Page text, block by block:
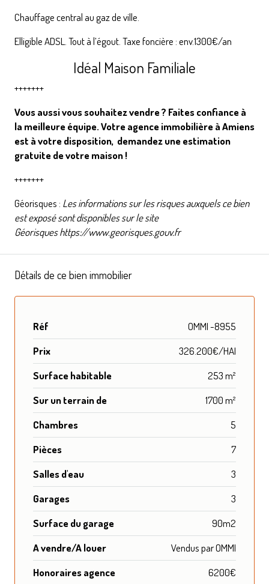
Chauffage central au gaz de ville.
Elligible ADSL. Tout à l’égout. Taxe foncière : env.1300€/an
Idéal Maison Familiale
+++++++
Vous aussi vous souhaitez vendre ? Faites confiance à
la meilleure équipe. Votre agence immobilière à Amiens
est à votre disposition, demandez une estimation
gratuite de votre maison!
+++++++
Géorisques : Les informations sur les risques auxquels ce bien
est exposé sont disponibles sur le site
Géorisqueshttps://www.georisques.gouv.fr
Détails de ce bien immobilier
Réf
OMMI -8955
Prix
326.200€/HAI
Surface habitable
253 m²
Sur un terrain de
1700 m²
Chambres
5
Pièces
7
Salles d'eau
3
Garages
3
Surface du garage
90m2
A vendre/A louer
Vendus par OMMI
Honoraires agence
6200€